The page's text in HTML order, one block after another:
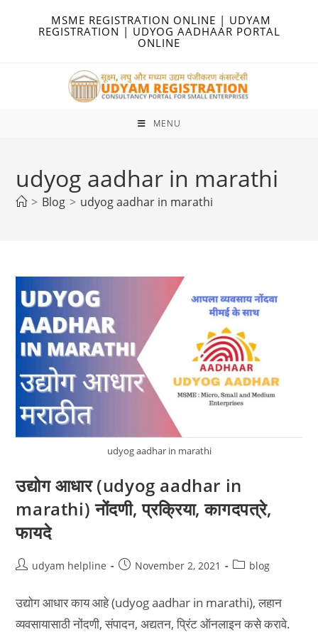
MSME REGISTRATION ONLINE | UDYAM
REGISTRATION | UDYOG AADHAAR PORTAL
ONLINE
MENU
udyog aadhar in marathi
> Blog > udyog aadhar in marathi
udyog aadhar in marathi
उद्योग आधार (udyog aadhar in
marathi) नोंदणी, प्रक्रिया, कागदपत्रे,
फायदे
Postudyam helpline
PostNovember 2, 2021
Postblog
उद्योग आधार काय आहे (udyog aadhar in marathi), लहान
व्यवसायासाठी नोंदणी, संपादन, अद्यतन, प्रिंट ऑनलाइन कसे करावे.